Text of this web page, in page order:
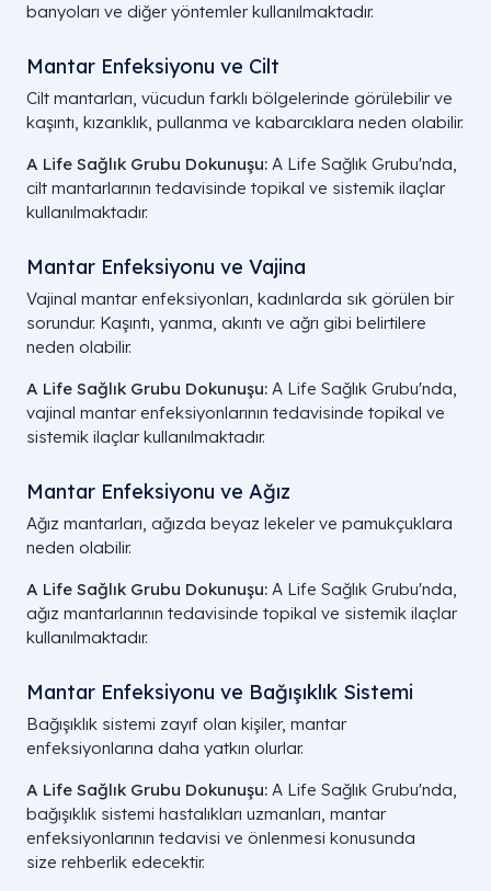
banyoları ve diğer yöntemler kullanılmaktadır.
Mantar Enfeksiyonu ve Cilt
Cilt mantarları, vücudun farklı bölgelerinde görülebilir ve
kaşıntı, kızarıklık, pullanma ve kabarcıklara neden olabilir.
A Life Sağlık Grubu Dokunuşu: A Life Sağlık Grubu'nda,
cilt mantarlarının tedavisinde topikal ve sistemik ilaçlar
kullanılmaktadır.
Mantar Enfeksiyonu ve Vajina
Vajinal mantar enfeksiyonları, kadınlarda sık görülen bir
sorundur. Kaşıntı, yanma, akıntı ve ağrı gibi belirtilere
neden olabilir.
A Life Sağlık Grubu Dokunuşu: A Life Sağlık Grubu'nda,
vajinal mantar enfeksiyonlarının tedavisinde topikal ve
sistemik ilaçlar kullanılmaktadır.
Mantar Enfeksiyonu ve Ağız
Ağız mantarları, ağızda beyaz lekeler ve pamukçuklara
neden olabilir.
A Life Sağlık Grubu Dokunuşu: A Life Sağlık Grubu'nda,
ağız mantarlarının tedavisinde topikal ve sistemik ilaçlar
kullanılmaktadır.
Mantar Enfeksiyonu ve Bağışıklık Sistemi
Bağışıklık sistemi zayıf olan kişiler, mantar
enfeksiyonlarına daha yatkın olurlar.
A Life Sağlık Grubu Dokunuşu: A Life Sağlık Grubu'nda,
bağışıklık sistemi hastalıkları uzmanları, mantar
enfeksiyonlarının tedavisi ve önlenmesi konusunda
size rehberlik edecektir.